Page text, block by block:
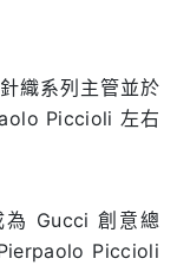
織系列主管並於
Piccioli 左右
Gucci 創意總
Piccioli